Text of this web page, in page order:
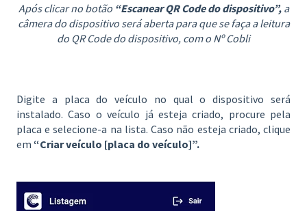
Após clicar no botão “Escanear QR Code do dispositivo”,a
câmera do dispositivo será aberta para que se faça a leitura
do QR Code do dispositivo, com o Nº Cobli
Digite a placa do veículo no qual o dispositivo será
instalado. Caso o veículo já esteja criado, procure pela
placa e selecione-a na lista. Caso não esteja criado, clique
em “Criar veículo [placa do veículo]”.